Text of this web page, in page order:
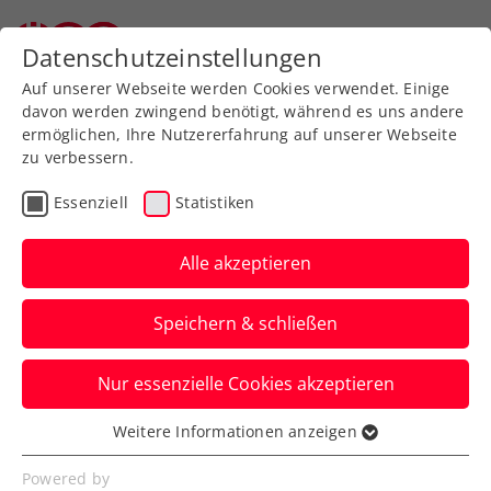
Aktuelle News
News filtern
Datenschutzeinstellungen
Auf unserer Webseite werden Cookies verwendet. Einige
davon werden zwingend benötigt, während es uns andere
ermöglichen, Ihre Nutzererfahrung auf unserer Webseite
zu verbessern.
Essenziell Statistiken
Alle akzeptieren
Speichern & schließen
Nur essenzielle Cookies akzeptieren
Essenziell
Essenzielle Cookies werden für grundlegende
Weitere Informationen anzeigen
Powered by